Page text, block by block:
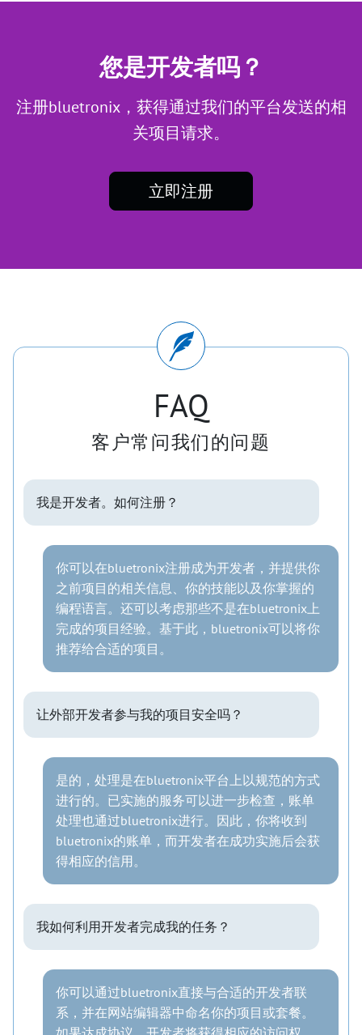
您是开发者吗？
注册bluetronix，获得通过我们的平台发送的相
关项目请求。
立即注册
FAQ
客户常问我们的问题
我是开发者。如何注册？
你可以在bluetronix注册成为开发者，并提供你
之前项目的相关信息、你的技能以及你掌握的
编程语言。还可以考虑那些不是在bluetronix上
完成的项目经验。基于此，bluetronix可以将你
推荐给合适的项目。
让外部开发者参与我的项目安全吗？
是的，处理是在bluetronix平台上以规范的方式
进行的。已实施的服务可以进一步检查，账单
处理也通过bluetronix进行。因此，你将收到
bluetronix的账单，而开发者在成功实施后会获
得相应的信用。
我如何利用开发者完成我的任务？
你可以通过bluetronix直接与合适的开发者联
系，并在网站编辑器中命名你的项目或套餐。